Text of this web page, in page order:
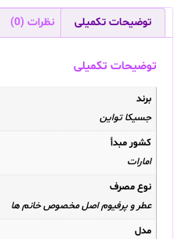
توضیحات تکمیلی نظرات (0)
توضیحات تکمیلی
برند
جسیکا تواین
کشور مبدأ
امارات
نوع مصرف
عطر و پرفیوم اصل مخصوص خانم ها
مدل